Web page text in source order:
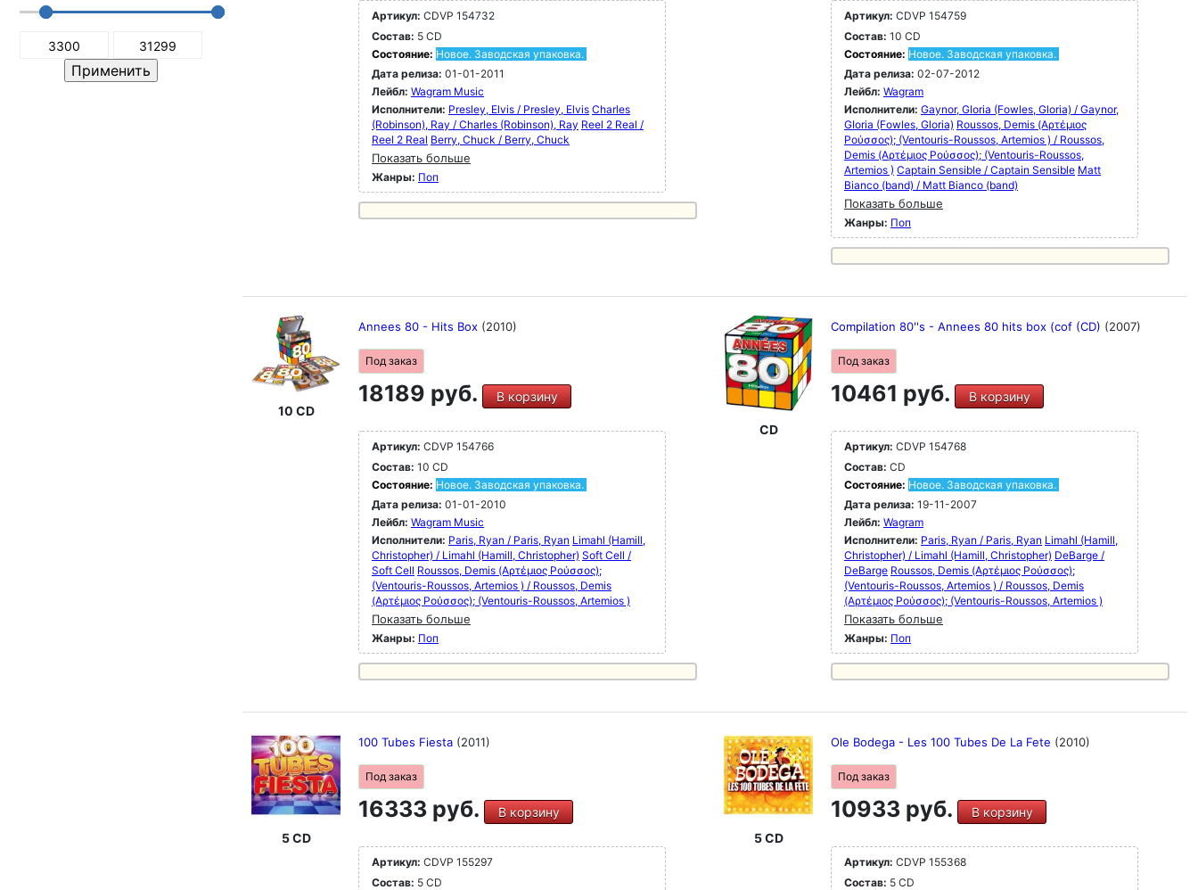
Артикул: CDVP 154732
Состав: 5 CD
Состояние: Новое. Заводская упаковка.
Дата релиза: 01-01-2011
Лейбл: Wagram Music
Исполнители: Presley, Elvis / Presley, Elvis Charles
(Robinson), Ray / Charles (Robinson), Ray Reel 2 Real /
Reel 2 Real Berry, Chuck / Berry, Chuck
Показать больше
Жанры: Поп
Артикул: CDVP 154759
Состав: 10 CD
Состояние: Новое. Заводская упаковка.
Дата релиза: 02-07-2012
Лейбл: Wagram
Исполнители: Gaynor, GIoria (Fowles, Gloria) / Gaynor,
GIoria (Fowles, Gloria) Roussos, Demis (Αρτέμιος
Ρούσσος); (Ventouris-Roussos, Artemios ) / Roussos,
Demis (Αρτέμιος Ρούσσος); (Ventouris-Roussos,
Artemios ) Captain Sensible / Captain Sensible Matt
Bianco (band) / Matt Bianco (band)
Показать больше
Жанры: Поп
10 CD
Annees 80 - Hits Box (2010)
Под заказ
18189 руб. В корзину
Артикул: CDVP 154766
Состав: 10 CD
Состояние: Новое. Заводская упаковка.
Дата релиза: 01-01-2010
Лейбл: Wagram Music
Исполнители: Paris, Ryan / Paris, Ryan Limahl (Hamill,
Christopher) / Limahl (Hamill, Christopher) Soft Cell /
Soft Cell Roussos, Demis (Αρτέμιος Ρούσσος);
(Ventouris-Roussos, Artemios ) / Roussos, Demis
(Αρτέμιος Ρούσσος); (Ventouris-Roussos, Artemios )
Показать больше
Жанры: Поп
CD
Compilation 80''s - Annees 80 hits box (cof (CD) (2007)
Под заказ
10461 руб. В корзину
Артикул: CDVP 154768
Состав: CD
Состояние: Новое. Заводская упаковка.
Дата релиза: 19-11-2007
Лейбл: Wagram
Исполнители: Paris, Ryan / Paris, Ryan Limahl (Hamill,
Christopher) / Limahl (Hamill, Christopher) DeBarge /
DeBarge Roussos, Demis (Αρτέμιος Ρούσσος);
(Ventouris-Roussos, Artemios ) / Roussos, Demis
(Αρτέμιος Ρούσσος); (Ventouris-Roussos, Artemios )
Показать больше
Жанры: Поп
5 CD
100 Tubes Fiesta (2011)
Под заказ
16333 руб. В корзину
Артикул: CDVP 155297
Состав: 5 CD
5 CD
Ole Bodega - Les 100 Tubes De La Fete (2010)
Под заказ
10933 руб. В корзину
Артикул: CDVP 155368
Состав: 5 CD